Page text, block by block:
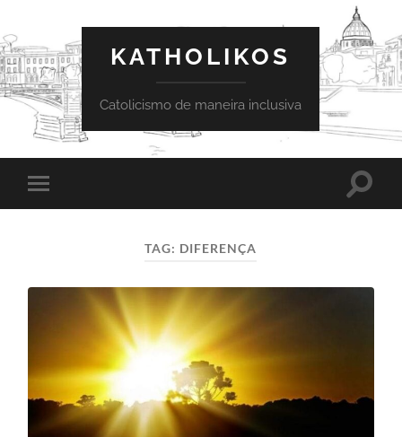
KATHOLIKOS
Catolicismo de maneira inclusiva
Toggle
mobile
Toggle
TAG: DIFERENÇA